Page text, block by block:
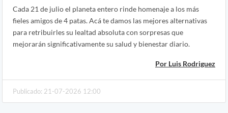
Cada 21 de julio el planeta entero rinde homenaje a los más
fieles amigos de 4 patas. Acá te damos las mejores alternativas
para retribuirles su lealtad absoluta con sorpresas que
mejorarán significativamente su salud y bienestar diario.
Por Luis Rodriguez
Publicado: 21-07-2026 12:00